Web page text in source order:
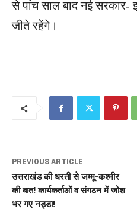
से पांच साल बाद नई सरकार-
जीते रहेंगे।
PREVIOUS ARTICLE
उत्तराखंड की धरती से जम्मू-कश्मीर
की बात! कार्यकर्ताओं व संगठन में जोश
भर गए नड्डा!